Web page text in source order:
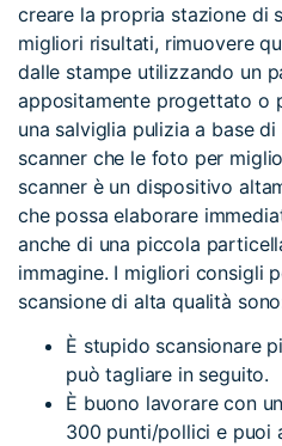
creare la propria stazione di
migliori risultati, rimuovere
dalle stampe utilizzando un
appositamente progettato o
una salviglia pulizia a base
scanner che le foto per
scanner è un dispositivo
che possa elaborare
anche di una piccola
immagine. I migliori consigli
scansione di alta qualità
È stupido scansionare
può tagliare in seguito.
È buono lavorare con
300 punti/pollici e puoi